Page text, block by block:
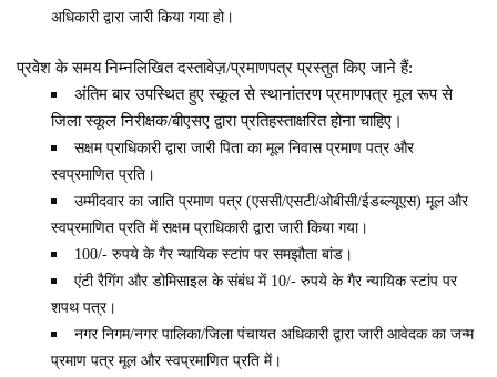
अधिकारी द्वारा जारी किया गया हो।
प्रवेश के समय निम्नलिखित दस्तावेज़/प्रमाणपत्र प्रस्तुत किए जाने हैं:
अंतिम बार उपस्थित हुए स्कूल से स्थानांतरण प्रमाणपत्र मूल रूप से
जिला स्कूल निरीक्षक/बीएसए द्वारा प्रतिहस्ताक्षरित होना चाहिए।
सक्षम प्राधिकारी द्वारा जारी पिता का मूल निवास प्रमाण पत्र और
स्वप्रमाणित प्रति।
उम्मीदवार का जाति प्रमाण पत्र (एससी/एसटी/ओबीसी/ईडब्ल्यूएस) मूल और
स्वप्रमाणित प्रति में सक्षम प्राधिकारी द्वारा जारी किया गया।
100/- रुपये के गैर न्यायिक स्टांप पर समझौता बांड।
एंटी रैगिंग और डोमिसाइल के संबंध में 10/- रुपये के गैर न्यायिक स्टांप पर
शपथ पत्र।
नगर निगम/नगर पालिका/जिला पंचायत अधिकारी द्वारा जारी आवेदक का जन्म
प्रमाण पत्र मूल और स्वप्रमाणित प्रति में।